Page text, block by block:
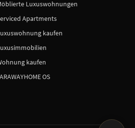
Luxuswohnungen
Apartments
kaufen
kaufen
OS